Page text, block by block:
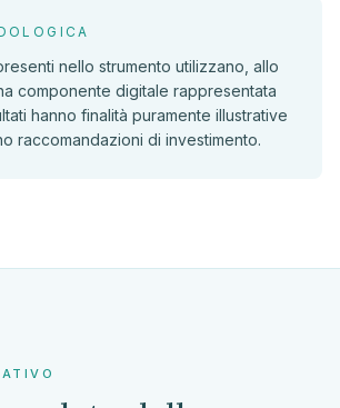
nello strumento utilizzano, allo
componente digitale rappresentata
hanno finalità puramente illustrative
raccomandazioni di investimento.